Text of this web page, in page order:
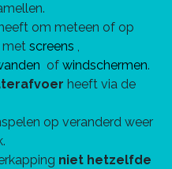
om meteen of op
met screens ,
of windschermen.
heeft via de
op veranderd weer
niet hetzelfde